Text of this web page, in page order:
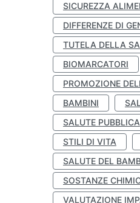
SICUREZZA
DIFFERENZE DI
TUTELA DELLA
BIOMARCATORI
PROMOZIONE
BAMBINI
SALUTE PUBBLICA
STILI DI VITA
SALUTE DEL
SOSTANZE
VALUTAZIONE